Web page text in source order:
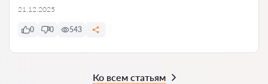
21.12.2025
0 0 543
Ко всем статьям